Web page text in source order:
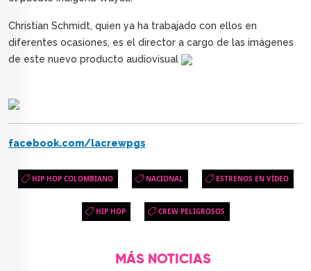
Christian Schmidt, quien ya ha trabajado con ellos en
diferentes ocasiones, es el director a cargo de las imágenes
de este nuevo producto audiovisual
facebook.com/lacrewpgs
HIP HOP COLOMBIANO NACIONAL ESTRENOS EN VÍDEO
HIP HOP CREW PELIGROSOS
MÁS NOTICIAS